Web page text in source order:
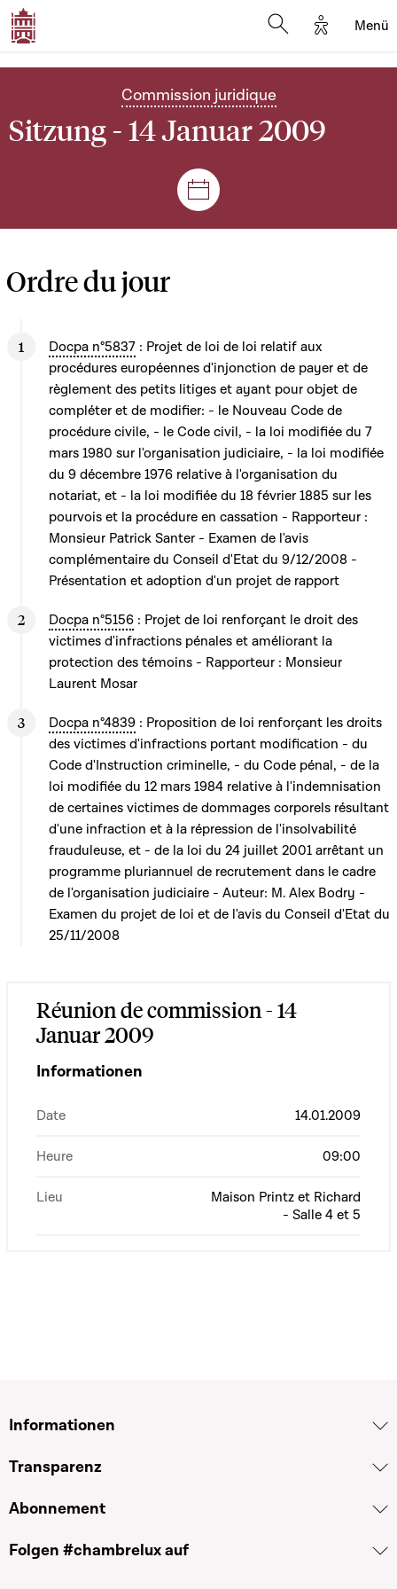
Options
Menü
Commission juridique
Sitzung - 14 Januar 2009
Plenar- und
Ordre du jour
Docpa n°5837 : Projet de loi de loi relatif aux
procédures européennes d'injonction de payer et de
règlement des petits litiges et ayant pour objet de
compléter et de modifier: - le Nouveau Code de
procédure civile, - le Code civil, - la loi modifiée du 7
mars 1980 sur l'organisation judiciaire, - la loi modifiée
du 9 décembre 1976 relative à l'organisation du
notariat, et - la loi modifiée du 18 février 1885 sur les
pourvois et la procédure en cassation - Rapporteur :
Monsieur Patrick Santer - Examen de l'avis
complémentaire du Conseil d'Etat du 9/12/2008 -
Présentation et adoption d'un projet de rapport
Docpa n°5156 : Projet de loi renforçant le droit des
victimes d'infractions pénales et améliorant la
protection des témoins - Rapporteur : Monsieur
Laurent Mosar
Docpa n°4839 : Proposition de loi renforçant les droits
des victimes d'infractions portant modification - du
Code d'Instruction criminelle, - du Code pénal, - de la
loi modifiée du 12 mars 1984 relative à l'indemnisation
de certaines victimes de dommages corporels résultant
d'une infraction et à la répression de l'insolvabilité
frauduleuse, et - de la loi du 24 juillet 2001 arrêtant un
programme pluriannuel de recrutement dans le cadre
de l'organisation judiciaire - Auteur: M. Alex Bodry -
Examen du projet de loi et de l'avis du Conseil d'Etat du
25/11/2008
Réunion de commission - 14
Januar 2009
Informationen
Date 14.01.2009
Heure 09:00
Lieu
Maison Printz et Richard
- Salle 4 et 5
Informationen
Transparenz
Abonnement
Folgen #chambrelux auf